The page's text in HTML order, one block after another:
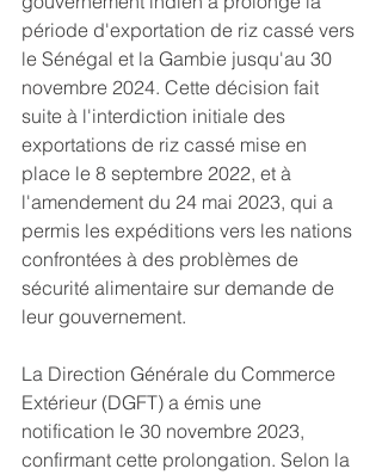
période d'exportation de riz cassé vers
le Sénégal et la Gambie jusqu'au 30
novembre 2024. Cette décision fait
suite à l'interdiction initiale des
exportations de riz cassé mise en
place le 8 septembre 2022, et à
l'amendement du 24 mai 2023, qui a
permis les expéditions vers les nations
confrontées à des problèmes de
sécurité alimentaire sur demande de
leur gouvernement.
La Direction Générale du Commerce
Extérieur (DGFT) a émis une
notification le 30 novembre 2023,
confirmant cette prolongation. Selon la